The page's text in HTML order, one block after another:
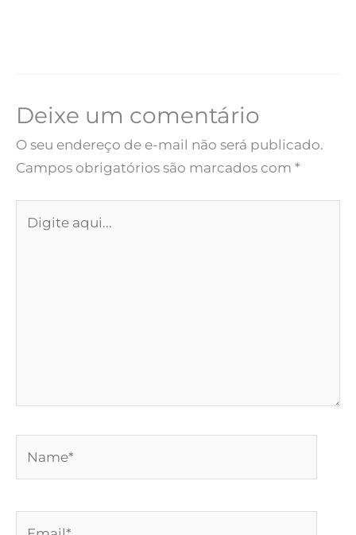
Deixe um comentário
O seu endereço de e-mail não será publicado.
Campos obrigatórios são marcados com *
aqui...